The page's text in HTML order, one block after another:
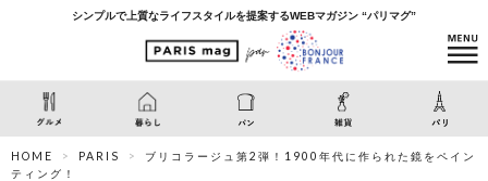
シンプルで上質なライフスタイルを提案するWEBマガジン “パリマグ”
HOME PARIS
ブリコラージュ第2弾！1900年代に作られた鏡をペイン
ティング！